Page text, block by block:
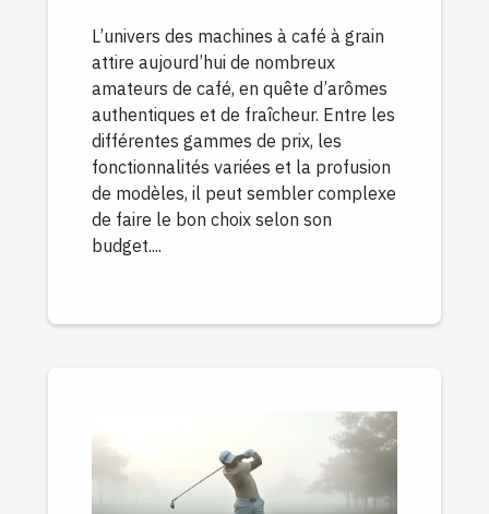
L’univers des machines à café à grain
attire aujourd’hui de nombreux
amateurs de café, en quête d’arômes
authentiques et de fraîcheur. Entre les
différentes gammes de prix, les
fonctionnalités variées et la profusion
de modèles, il peut sembler complexe
de faire le bon choix selon son
budget....